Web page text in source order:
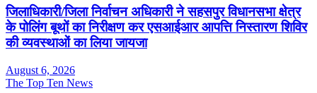
जिलाधिकारी/जिला निर्वाचन अधिकारी ने सहसपुर विधानसभा क्षेत्र
के पोलिंग बूथों का निरीक्षण कर एसआईआर आपत्ति निस्तारण शिविर
की व्यवस्थाओं का लिया जायजा
August 6, 2026
The Top Ten News